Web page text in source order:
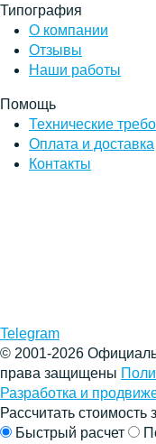
Типография
О компании
Отзывы
Наши работы
Помощь
Технические
Оплата и доставка
Контакты
Telegram
© 2001-2026
права защищены
Разработка и
Рассчитать стоимость
Быстрый расчет